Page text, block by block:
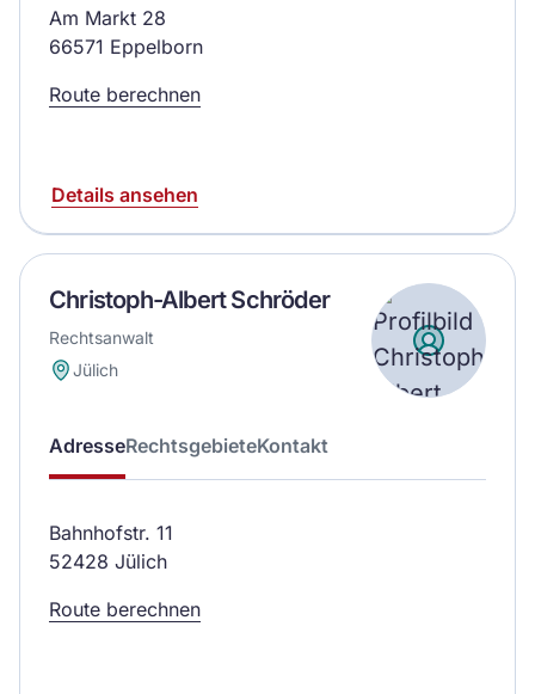
Am Markt 28
66571 Eppelborn
Route berechnen
Details ansehen
Christoph-Albert Schröder
Rechtsanwalt
Jülich
AdresseRechtsgebieteKontakt
Bahnhofstr. 11
52428 Jülich
Route berechnen